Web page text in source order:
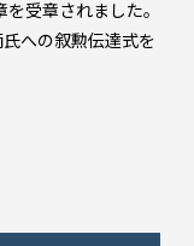
受章されました。
への叙勲伝達式を